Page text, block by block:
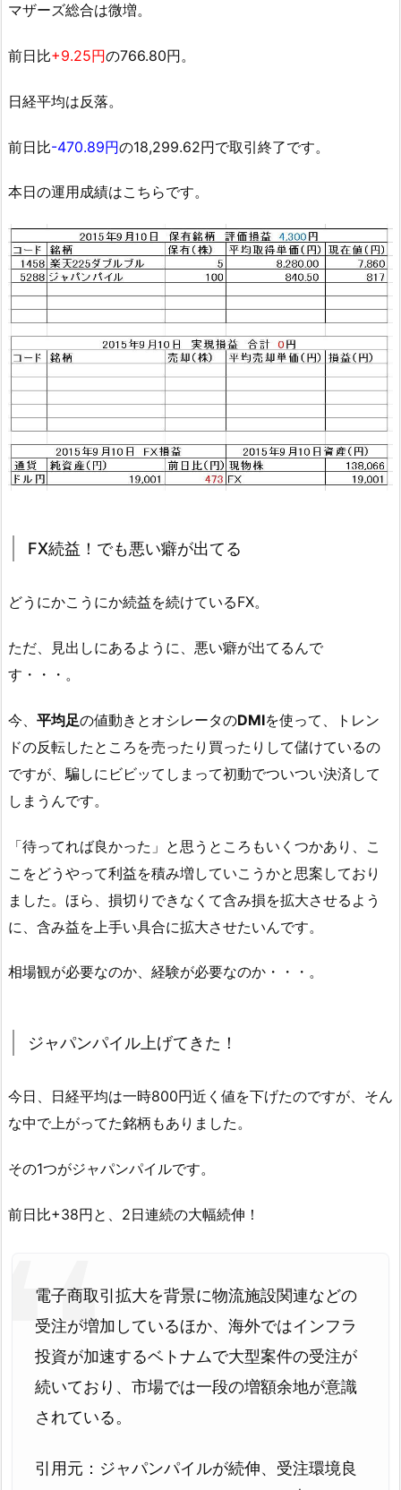
マザーズ総合は微増。
前日比+9.25円の766.80円。
日経平均は反落。
前日比-470.89円の18,299.62円で取引終了です。
本日の運用成績はこちらです。
FX続益！でも悪い癖が出てる
どうにかこうにか続益を続けているFX。
ただ、見出しにあるように、悪い癖が出てるんで
す・・・。
今、 平均足の値動きとオシレータのDMIを使って、トレン
ドの反転したところを売ったり買ったりして儲けているの
ですが、騙しにビビッてしまって初動でついつい決済して
しまうんです。
「待ってれば良かった」と思うところもいくつかあり、こ
こをどうやって利益を積み増していこうかと思案しており
ました。ほら、損切りできなくて含み損を拡大させるよう
に、含み益を上手い具合に拡大させたいんです。
相場観が必要なのか、経験が必要なのか・・・。
ジャパンパイル上げてきた！
今日、日経平均は一時800円近く値を下げたのですが、そん
な中で上がってた銘柄もありました。
その1つがジャパンパイルです。
前日比+38円と、2日連続の大幅続伸！
電子商取引拡大を背景に物流施設関連などの
受注が増加しているほか、海外ではインフラ
投資が加速するベトナムで大型案件の受注が
続いており、市場では一段の増額余地が意識
されている。
引用元：ジャパンパイルが続伸、受注環境良